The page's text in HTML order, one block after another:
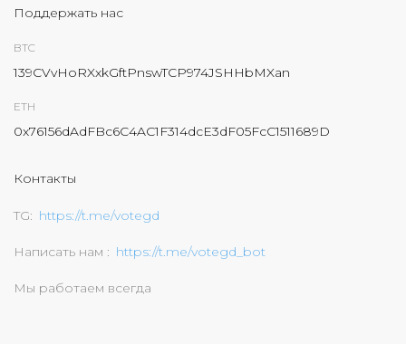
Поддержать нас
BTC
139CVvHoRXxkGftPnswTCP974JSHHbMXan
ETH
0x76156dAdFBc6C4AC1F314dcE3dF05FcC1511689D
Контакты
TG https://t.me/votegd
Написать нам https://t.me/votegd_bot
Мы работаем всегда